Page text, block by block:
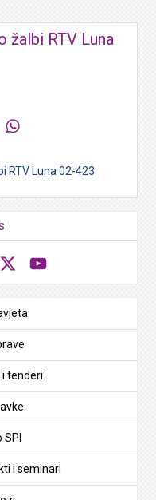
žalbi RTV Luna
Viber
RTV Luna 02-423
tenderi
SPI
i seminari